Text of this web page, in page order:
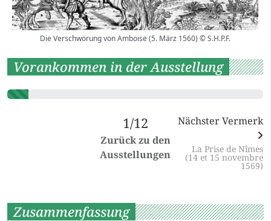
Die Verschwörung von Amboise (5. März 1560) © S.H.P.F.
Vorankommen in der Ausstellung
1/12
Zurück zu den
Ausstellungen
Nächster Vermerk
La Prise de Nîmes
(14 et 15 novembre
1569)
Zusammenfassung